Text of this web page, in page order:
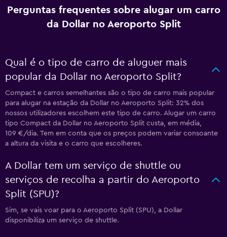
Perguntas frequentes sobre alugar um carro
da Dollar no Aeroporto Split
Qual é o tipo de carro de aluguer mais
popular da Dollar no Aeroporto Split?
Compact e carros semelhantes são o tipo de carro mais popular
para alugar na estação da Dollar no Aeroporto Split: 32% dos
nossos utilizadores escolhem este tipo de carro. Alugar um carro
tipo Compact da Dollar no Aeroporto Split custa, em média,
109 €/dia. Tem em conta que os preços podem variar consoante
a altura da visita e o carro que escolheres.
A Dollar tem um serviço de shuttle ou
serviços de recolha a partir do Aeroporto
Split (SPU)?
Sim, se vais voar para o Aeroporto Split (SPU), a Dollar
disponibiliza um serviço de shuttle.